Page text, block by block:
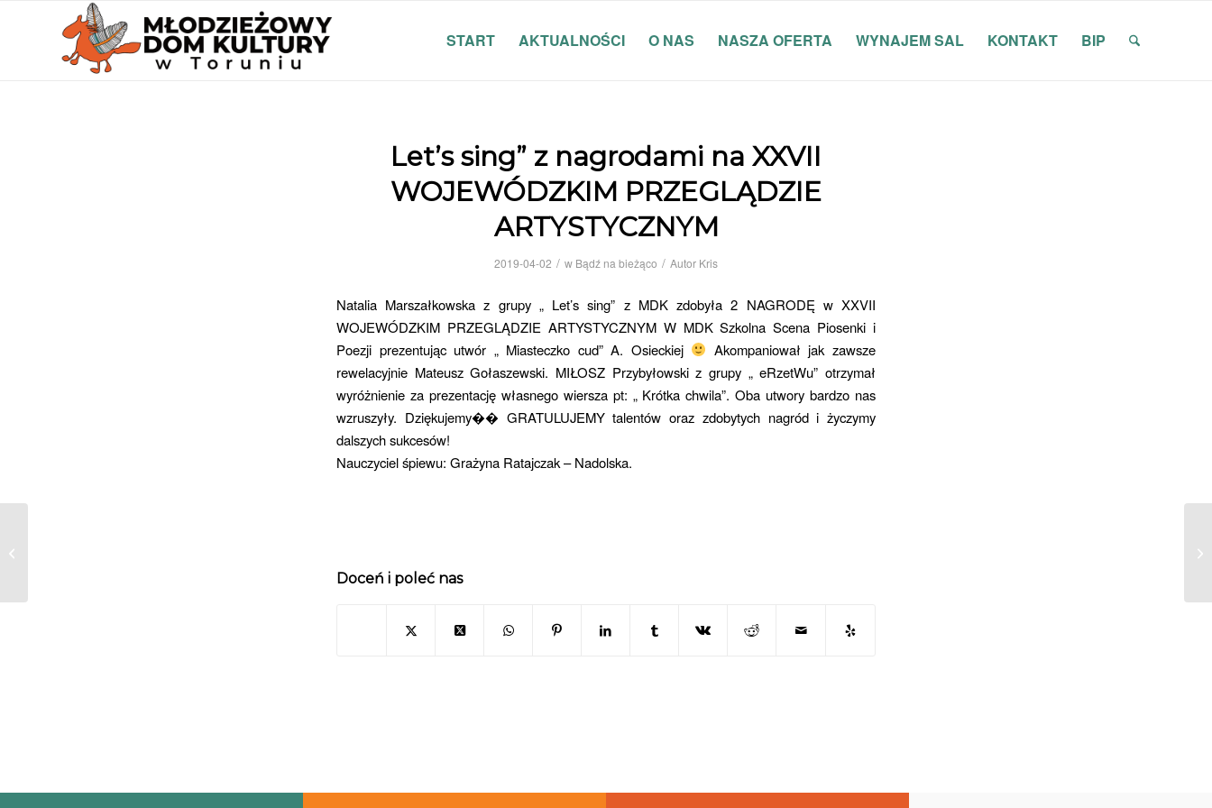
START AKTUALNOŚCI O NAS NASZA OFERTA WYNAJEM SAL KONTAKT BIP
Let’s sing” z nagrodami na XXVII
WOJEWÓDZKIM PRZEGLĄDZIE
ARTYSTYCZNYM
2019-04-02 / w Bądź na bieżąco / Autor Kris
Natalia Marszałkowska z grupy „ Let’s sing” z MDK zdobyła 2 NAGRODĘ w XXVII
WOJEWÓDZKIM PRZEGLĄDZIE ARTYSTYCZNYM W MDK Szkolna Scena Piosenki i
Poezji prezentując utwór „ Miasteczko cud” A. Osieckiej
Akompaniował jak zawsze
rewelacyjnie Mateusz Gołaszewski. MIŁOSZ Przybyłowski z grupy „ eRzetWu” otrzymał
wyróżnienie za prezentację własnego wiersza pt: „ Krótka chwila”. Oba utwory bardzo nas
wzruszyły. Dziękujemy�� GRATULUJEMY talentów oraz zdobytych nagród i życzymy
dalszych sukcesów!
Nauczyciel śpiewu: Grażyna Ratajczak – Nadolska.
Doceń i poleć nas